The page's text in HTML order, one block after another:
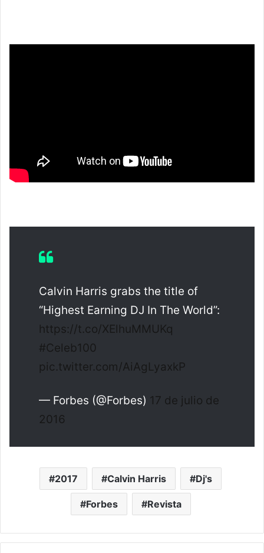
Calvin Harris grabs the title of
“Highest Earning DJ In The World”:
https://t.co/XElhuMMUKq
#Celeb100
pic.twitter.com/AiAgLyaxkP
— Forbes (@Forbes) 17 de julio de
2016
2017 Calvin Harris Dj's
Forbes Revista